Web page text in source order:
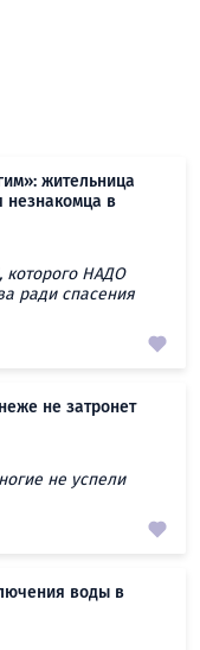
жительница
незнакомца в
НАДО
ради спасения
не затронет
не успели
воды в